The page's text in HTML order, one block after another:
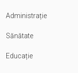
Administrație
Sănătate
Educație